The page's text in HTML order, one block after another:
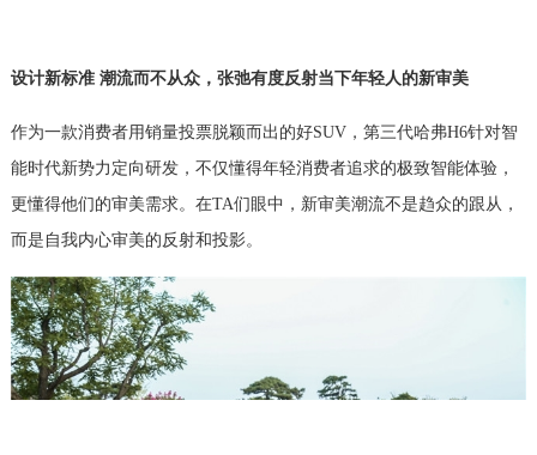
设计新标准 潮流而不从众，张弛有度反射当下年轻人的新审美
作为一款消费者用销量投票脱颖而出的好SUV，第三代哈弗H6针对智
能时代新势力定向研发，不仅懂得年轻消费者追求的极致智能体验，
更懂得他们的审美需求。在TA们眼中，新审美潮流不是趋众的跟从，
而是自我内心审美的反射和投影。